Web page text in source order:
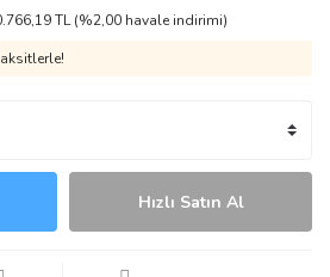
TL (%2,00 havale indirimi)
Hızlı Satın Al